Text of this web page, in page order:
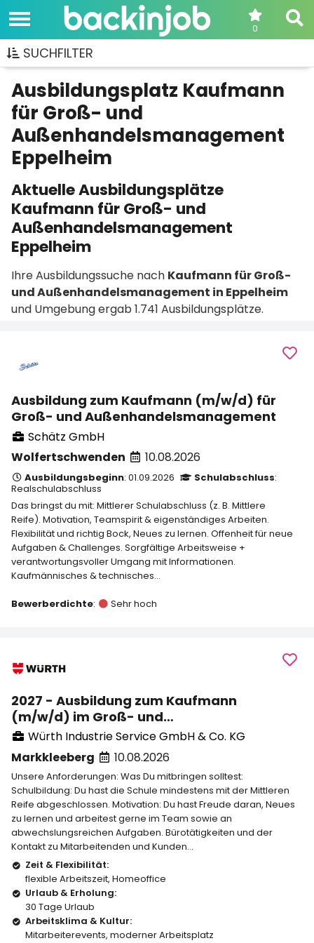
0
SUCHFILTER
Ausbildungsplatz Kaufmann
für Groß- und
Außenhandelsmanagement
Eppelheim
Aktuelle Ausbildungsplätze
Kaufmann für Groß- und
Außenhandelsmanagement
Eppelheim
Ihre Ausbildungssuche nach Kaufmann für Groß-
und Außenhandelsmanagement in Eppelheim
und Umgebung ergab 1.741 Ausbildungsplätze.
Ausbildung zum Kaufmann (m/w/d) für
Groß- und Außenhandelsmanagement
Schätz GmbH
Wolfertschwenden
10.08.2026
Ausbildungsbeginn: 01.09.2026 Schulabschluss:
Realschulabschluss
Das bringst du mit: Mittlerer Schulabschluss (z. B. Mittlere
Reife). Motivation, Teamspirit & eigenständiges Arbeiten.
Flexibilität und richtig Bock, Neues zu lernen. Offenheit für neue
Aufgaben & Challenges. Sorgfältige Arbeitsweise +
verantwortungsvoller Umgang mit Informationen.
Kaufmännisches & technisches...
Bewerberdichte: Sehr hoch
2027 - Ausbildung zum Kaufmann
(m/w/d) im Groß- und
Außenhandelsmanagement in unserer
Vertriebsniederlassung
Leipzig/Markkleeberg
Würth Industrie Service GmbH & Co. KG
Markkleeberg
10.08.2026
Unsere Anforderungen: Was Du mitbringen solltest:
Schulbildung: Du hast die Schule mindestens mit der Mittleren
Reife abgeschlossen. Motivation: Du hast Freude daran, Neues
zu lernen und arbeitest gerne im Team sowie an
abwechslungsreichen Aufgaben. Bürotätigkeiten und der
Kontakt zu Mitarbeitenden und Kunden...
Zeit & Flexibilität:
flexible Arbeitszeit, Homeoffice
Urlaub & Erholung:
30 Tage Urlaub
Arbeitsklima & Kultur:
Mitarbeiterevents, moderner Arbeitsplatz